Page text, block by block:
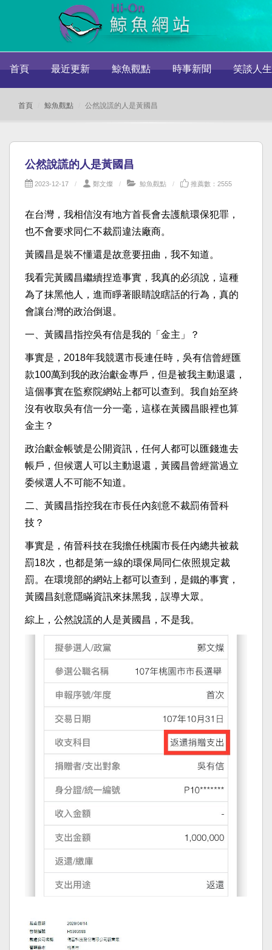
首頁 最近更新 鯨魚觀點 時事新聞 笑談人生
首頁 鯨魚觀點 公然說謊的人是黃國昌
公然說謊的人是黃國昌
2023-12-17 鄭文燦 鯨魚觀點 推薦數：2555
在台灣，我相信沒有地方首長會去護航環保犯罪，
也不會要求同仁不裁罰違法廠商。
黃國昌是裝不懂還是故意要扭曲，我不知道。
我看完黃國昌繼續捏造事實，我真的必須說，這種
為了抹黑他人，進而睜著眼睛說瞎話的行為，真的
會讓台灣的政治倒退。
一、黃國昌指控吳有信是我的「金主」？
事實是，2018年我競選市長連任時，吳有信曾經匯
款100萬到我的政治獻金專戶，但是被我主動退還，
這個事實在監察院網站上都可以查到。我自始至終
沒有收取吳有信一分一毫，這樣在黃國昌眼裡也算
金主？
政治獻金帳號是公開資訊，任何人都可以匯錢進去
帳戶，但候選人可以主動退還，黃國昌曾經當過立
委候選人不可能不知道。
二、黃國昌指控我在市長任內刻意不裁罰侑晉科
技？
事實是，侑晉科技在我擔任桃園市長任內總共被裁
罰18次，也都是第一線的環保局同仁依照規定裁
罰。在環境部的網站上都可以查到，是鐵的事實，
黃國昌刻意隱瞞資訊來抹黑我，誤導大眾。
綜上，公然說謊的人是黃國昌，不是我。